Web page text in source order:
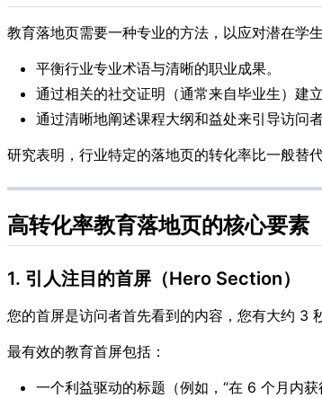
教育落地页需要一种专业的方法，以应对潜在学
平衡行业专业术语与清晰的职业成果。
通过相关的社交证明（通常来自毕业生）建立
通过清晰地阐述课程大纲和益处来引导访问者
研究表明，行业特定的落地页的转化率比一般替
高转化率教育落地页的核心要素
1. 引人注目的首屏（Hero Section）
您的首屏是访问者首先看到的内容，您有大约 3
最有效的教育首屏包括：
一个利益驱动的标题（例如，“在 6 个月内获